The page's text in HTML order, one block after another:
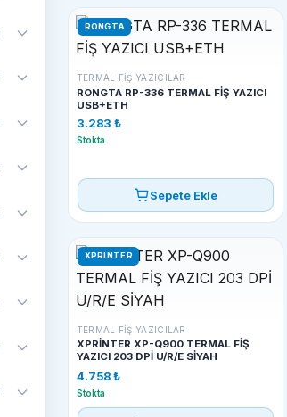
RONGTA
TERMAL FIŞ YAZICILAR
RONGTA RP-336 TERMAL FİŞ YAZICI
USB+ETH
3.283 ₺
Stokta
Sepete Ekle
XPRINTER
TERMAL FIŞ YAZICILAR
XPRİNTER XP-Q900 TERMAL FİŞ
YAZICI 203 DPİ U/R/E SİYAH
4.758 ₺
Stokta